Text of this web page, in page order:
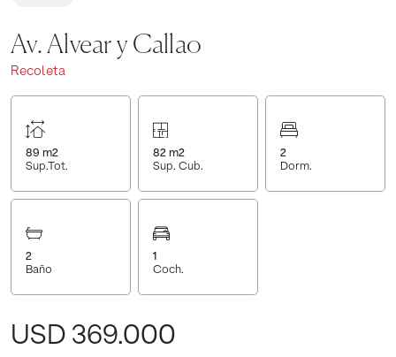
Av. Alvear y Callao
Recoleta
89 m2
Sup.Tot.
82 m2
Sup. Cub.
2
Dorm.
2
Baño
1
Coch.
USD 369.000